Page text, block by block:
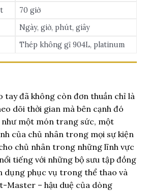
tay đã không còn đơn thuần chỉ là
dõi thời gian mà bên cạnh đó
như một món trang sức, một
của chủ nhân trong mọi sự kiện
chủ nhân trong những lĩnh vực
tiếng với những bộ sưu tập đồng
dụng phục vụ trong thể thao và
Master – hậu duệ của dòng
70 giờ
Ngày, giờ, phút, giây
Thép không gỉ 904L, platinum